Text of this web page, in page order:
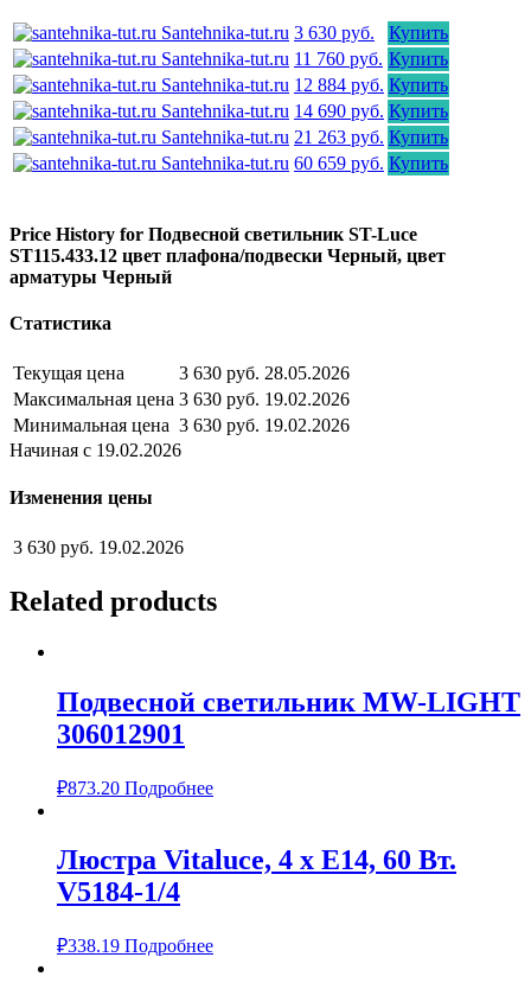
Santehnika-tut.ru 3 630 руб.
Купить
Santehnika-tut.ru 11 760 руб. Купить
Santehnika-tut.ru 12 884 руб. Купить
Santehnika-tut.ru 14 690 руб. Купить
Santehnika-tut.ru 21 263 руб. Купить
Santehnika-tut.ru 60 659 руб. Купить
Price History for Подвесной светильник ST-Luce
ST115.433.12 цвет плафона/подвески Черный, цвет
арматуры Черный
Статистика
Текущая цена 3 630 руб. 28.05.2026
Максимальная цена 3 630 руб. 19.02.2026
Минимальная цена 3 630 руб. 19.02.2026
Начиная с 19.02.2026
Изменения цены
3 630 руб. 19.02.2026
Related products
Подвесной светильник MW-LIGHT
306012901
₽873.20 Подробнее
Люстра Vitaluce, 4 х Е14, 60 Вт.
V5184-1/4
₽338.19 Подробнее